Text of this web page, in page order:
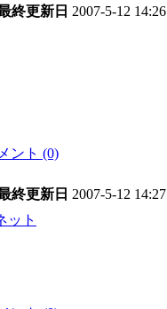
終更新日 2007-5-12 14:26
ント (0)
終更新日 2007-5-12 14:27
ット